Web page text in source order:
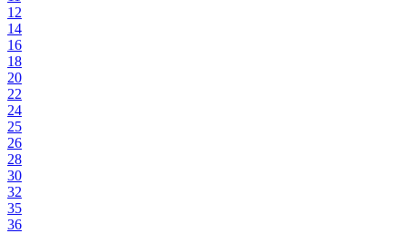
12
14
16
18
20
22
24
25
26
28
30
32
35
36